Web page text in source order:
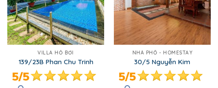
VILLA HỒ BƠI
139/23B Phan Chu Trinh
NHÀ PHỐ - HOMESTAY
30/5 Nguyễn Kim